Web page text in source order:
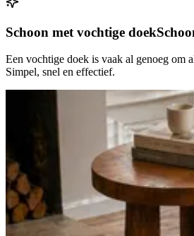
Schoon met vochtige doek
Een vochtige doek is vaak al genoeg om
Simpel, snel en effectief.